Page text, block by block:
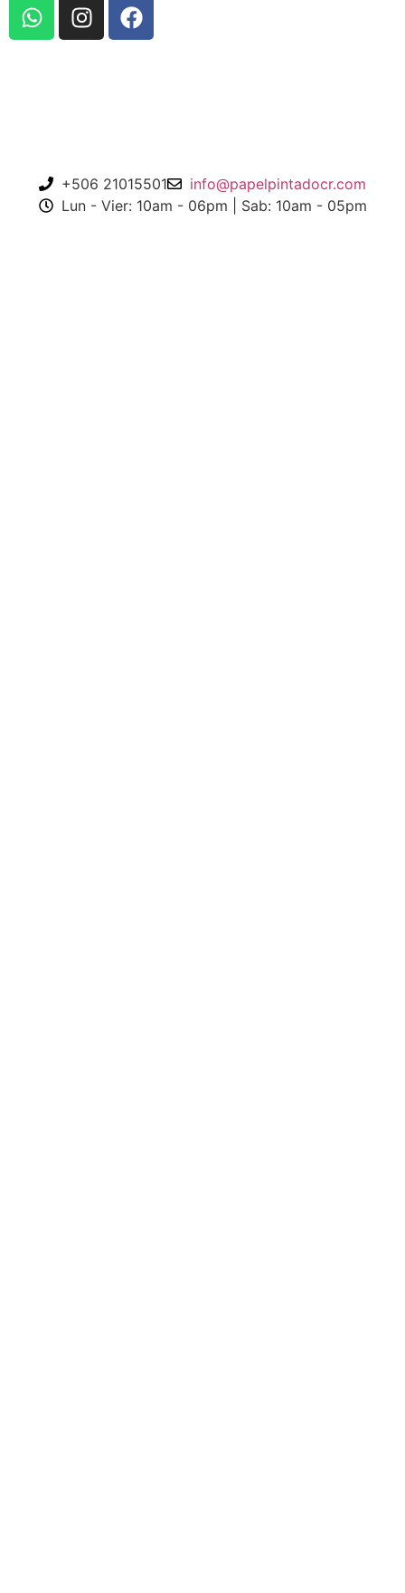
+506 21015501
info@papelpintadocr.com
Lun - Vier: 10am - 06pm | Sab: 10am - 05pm